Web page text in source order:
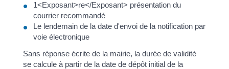
1<Exposant>re</Exposant> présentation du
courrier recommandé
Le lendemain de la date d'envoi de la notification par
voie électronique
Sans réponse écrite de la mairie, la durée de validité
se calcule à partir de la date de dépôt initial de la